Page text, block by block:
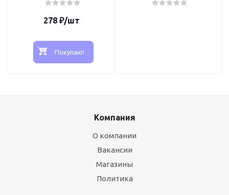
278 ₽/шт
Покупаю!
Компания
О компании
Вакансии
Магазины
Политика